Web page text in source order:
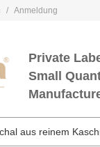
/ Anmeldung
Private
Small